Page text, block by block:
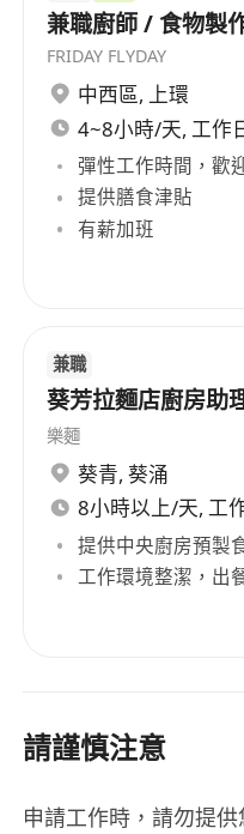
兼職廚師 / 食物製
FRIDAY FLYDAY
中西區, 上環
4~8小時/天, 工作
彈性工作時間，歡
提供膳食津貼
有薪加班
兼職
葵芳拉麵店廚房助
樂麵
葵青, 葵涌
8小時以上/天, 工
提供中央廚房預製
工作環境整潔，出
請謹慎注意
申請工作時，請勿提